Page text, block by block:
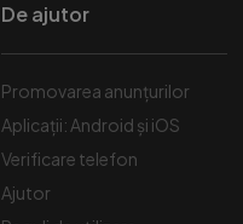
De ajutor
Promovarea anunțurilor
Aplicații: Android și iOS
Verificare telefon
Ajutor